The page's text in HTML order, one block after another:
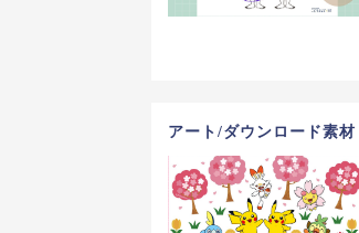
アート/ダウンロード素材